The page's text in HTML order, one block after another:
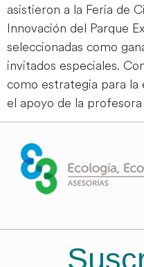
asistieron a la Feria de
Innovación del Parque
seleccionadas como
invitados especiales.
como estrategia para la
el apoyo de la